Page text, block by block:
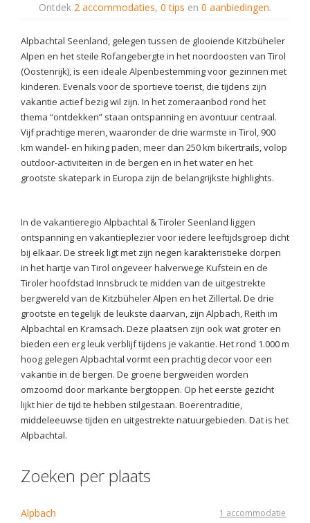
Ontdek 2 accommodaties, 0 tips en 0 aanbiedingen.
Alpbachtal Seenland, gelegen tussen de glooiende Kitzbüheler
Alpen en het steile Rofangebergte in het noordoosten van Tirol
(Oostenrijk), is een ideale Alpenbestemming voor gezinnen met
kinderen. Evenals voor de sportieve toerist, die tijdens zijn
vakantie actief bezig wil zijn. In het zomeraanbod rond het
thema “ontdekken” staan ontspanning en avontuur centraal.
Vijf prachtige meren, waaronder de drie warmste in Tirol, 900
km wandel- en hiking paden, meer dan 250 km bikertrails, volop
outdoor-activiteiten in de bergen en in het water en het
grootste skatepark in Europa zijn de belangrijkste highlights.
In de vakantieregio Alpbachtal & Tiroler Seenland liggen
ontspanning en vakantieplezier voor iedere leeftijdsgroep dicht
bij elkaar. De streek ligt met zijn negen karakteristieke dorpen
in het hartje van Tirol ongeveer halverwege Kufstein en de
Tiroler hoofdstad Innsbruck te midden van de uitgestrekte
bergwereld van de Kitzbüheler Alpen en het Zillertal. De drie
grootste en tegelijk de leukste daarvan, zijn Alpbach, Reith im
Alpbachtal en Kramsach. Deze plaatsen zijn ook wat groter en
bieden een erg leuk verblijf tijdens je vakantie. Het rond 1.000 m
hoog gelegen Alpbachtal vormt een prachtig decor voor een
vakantie in de bergen. De groene bergweiden worden
omzoomd door markante bergtoppen. Op het eerste gezicht
lijkt hier de tijd te hebben stilgestaan. Boerentraditie,
middeleeuwse tijden en uitgestrekte natuurgebieden. Dat is het
Alpbachtal.
Zoeken per plaats
Alpbach 1 accommodatie